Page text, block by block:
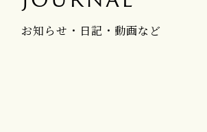
お知らせ・日記・動画など